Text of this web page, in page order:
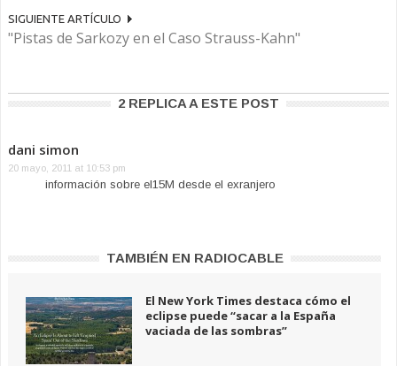
SIGUIENTE ARTÍCULO
"Pistas de Sarkozy en el Caso Strauss-Kahn"
2 REPLICA A ESTE POST
dani simon
20 mayo, 2011 at 10:53 pm
información sobre el15M desde el exranjero
TAMBIÉN EN RADIOCABLE
El New York Times destaca cómo el
eclipse puede “sacar a la España
vaciada de las sombras”